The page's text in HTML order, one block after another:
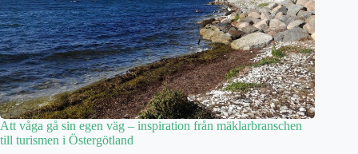
Att våga gå sin egen väg – inspiration från mäklarbranschen
till turismen i Östergötland